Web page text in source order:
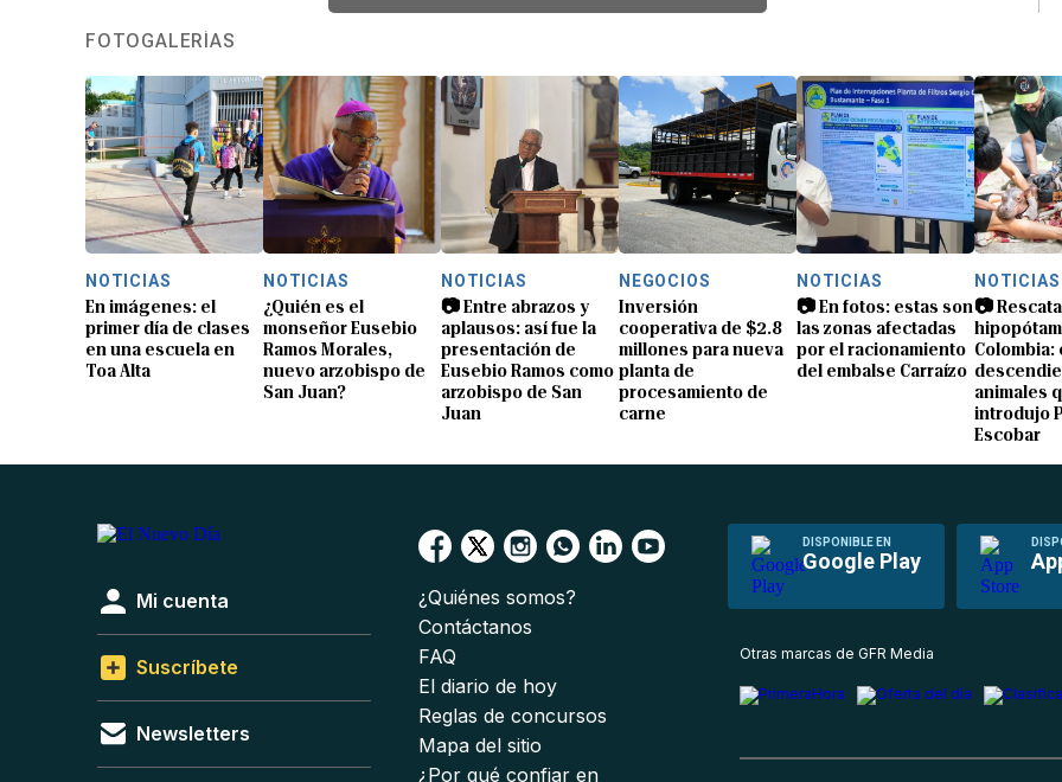
FOTOGALERÍAS
NOTICIAS
En imágenes: el
primer día de clases
en una escuela en
Toa Alta
NOTICIAS
¿Quién es el
monseñor Eusebio
Ramos Morales,
nuevo arzobispo de
San Juan?
NOTICIAS
📷 Entre abrazos y
aplausos: así fue la
presentación de
Eusebio Ramos como
arzobispo de San
Juan
NEGOCIOS
Inversión
cooperativa de $2.8
millones para nueva
planta de
procesamiento de
carne
NOTICIAS
📷 En fotos: estas son
las zonas afectadas
por el racionamiento
del embalse Carraízo
NOTICIAS
📷
Colombia:
animales
introdujo
Escobar
DISPONIBLE EN
Google Play
Mi cuenta
Suscríbete
Newsletters
¿Quiénes somos?
Contáctanos
FAQ
El diario de hoy
Reglas de concursos
Mapa del sitio
¿Por qué confiar en
Otras marcas de GFR Media